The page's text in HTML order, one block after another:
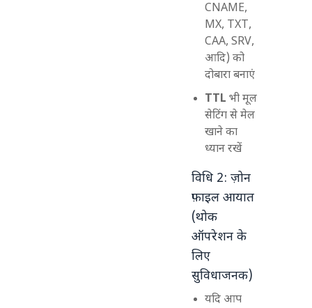
CNAME,
MX, TXT,
CAA, SRV,
आदि) को
दोबारा बनाएं
TTL भी मूल
सेटिंग से मेल
खाने का
ध्यान रखें
विधि 2: ज़ोन
फ़ाइल आयात
(थोक
ऑपरेशन के
लिए
सुविधाजनक)
यदि आप